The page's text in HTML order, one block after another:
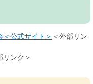
＜公式サイト＞ ＜外部リン
リンク＞